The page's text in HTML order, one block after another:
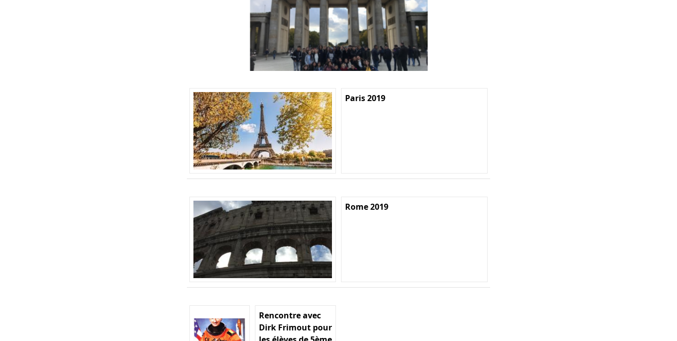
Paris 2019
Rome 2019
Rencontre avec
Dirk Frimout pour